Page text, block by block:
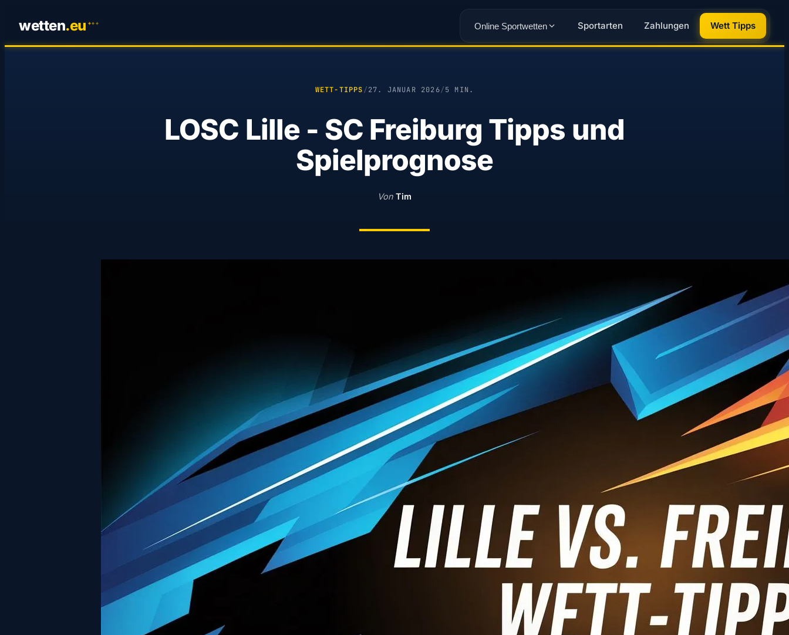
wetten.eu ✦✦ ✦ Online Sportwetten Sportarten Zahlungen Wett Tipps
WETT-TIPPS/27. JANUAR 2026/5 MIN.
LOSC Lille - SC Freiburg Tipps und
Spielprognose
Von Tim